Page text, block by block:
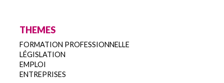
THEMES
FORMATION PROFESSIONNELLE
LÉGISLATION
EMPLOI
ENTREPRISES